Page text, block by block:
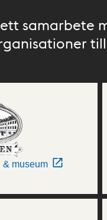
samarbete
& museum